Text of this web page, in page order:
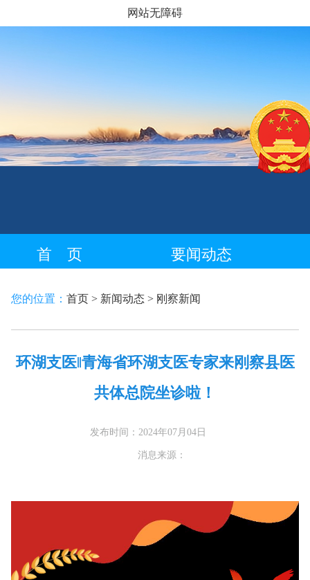
网站无障碍
首 页 要闻动态
藏语专栏
您的位置： 首页 > 新闻动态 > 刚察新闻
环湖支医‖青海省环湖支医专家来刚察县医
共体总院坐诊啦！
发布时间：2024年07月04日
消息来源：